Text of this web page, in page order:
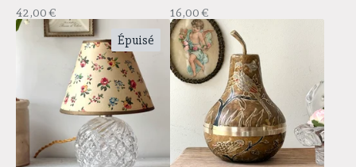
42,00€ 16,00€
Épuisé